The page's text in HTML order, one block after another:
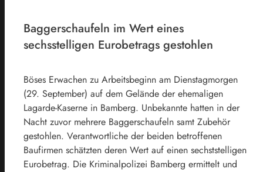
Baggerschaufeln im Wert eines
sechsstelligen Eurobetrags gestohlen
Böses Erwachen zu Arbeitsbeginn am Dienstagmorgen
(29. September) auf dem Gelände der ehemaligen
Lagarde-Kaserne in Bamberg. Unbekannte hatten in der
Nacht zuvor mehrere Baggerschaufeln samt Zubehör
gestohlen. Verantwortliche der beiden betroffenen
Baufirmen schätzten deren Wert auf einen sechststelligen
Eurobetrag. Die Kriminalpolizei Bamberg ermittelt und